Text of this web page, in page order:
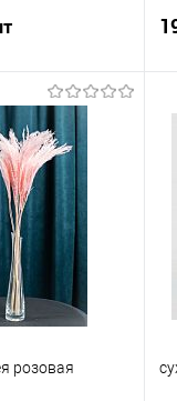
корзину
В наличии
розовая